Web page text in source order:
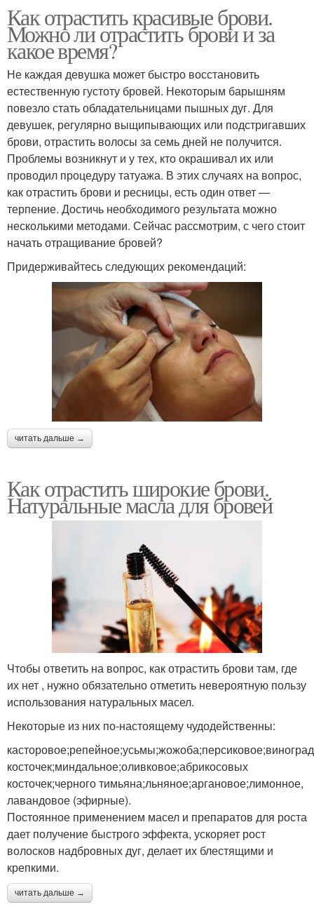
Как отрастить красивые брови.
Можно ли отрастить брови и за
какое время?
Не каждая девушка может быстро восстановить
естественную густоту бровей. Некоторым барышням
повезло стать обладательницами пышных дуг. Для
девушек, регулярно выщипывающих или подстригавших
брови, отрастить волосы за семь дней не получится.
Проблемы возникнут и у тех, кто окрашивал их или
проводил процедуру татуажа. В этих случаях на вопрос,
как отрастить брови и ресницы, есть один ответ —
терпение. Достичь необходимого результата можно
несколькими методами. Сейчас рассмотрим, с чего стоит
начать отращивание бровей?
Придерживайтесь следующих рекомендаций:
читать дальше →
Как отрастить широкие брови.
Натуральные масла для бровей
Чтобы ответить на вопрос, как отрастить брови там, где
их нет , нужно обязательно отметить невероятную пользу
использования натуральных масел.
Некоторые из них по-настоящему чудодейственны:
косточек;миндальное;оливковое;абрикосовых
косточек;черного тимьяна;льняное;аргановое;лимонное,
лавандовое (эфирные).
Постоянное применением масел и препаратов для роста
дает получение быстрого эффекта, ускоряет рост
волосков надбровных дуг, делает их блестящими и
крепкими.
читать дальше →